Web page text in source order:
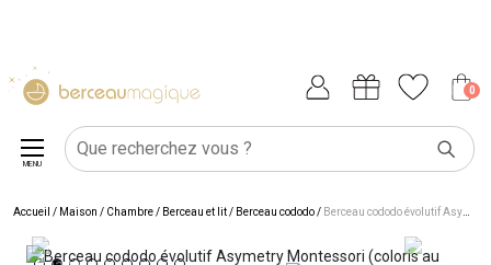
0
MENU
Accueil / Maison / Chambre/ Berceau et lit/ Berceau cododo/ Berceau cododo évolutif Asymetry Montessori (coloris au choix)